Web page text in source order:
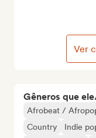
Gêneros que
Afrobeat /
Country
Indie
Ver